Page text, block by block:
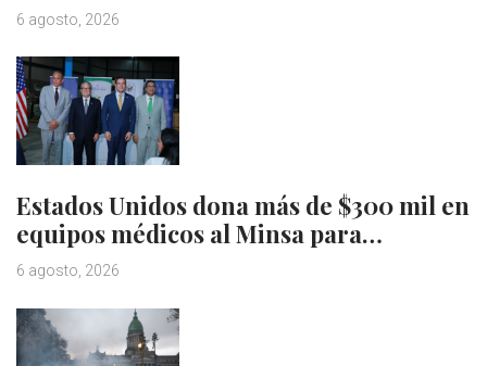
6 agosto, 2026
Estados Unidos dona más de $300 mil en
equipos médicos al Minsa para…
6 agosto, 2026